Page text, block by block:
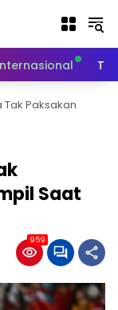
Paksakan
Saat
959